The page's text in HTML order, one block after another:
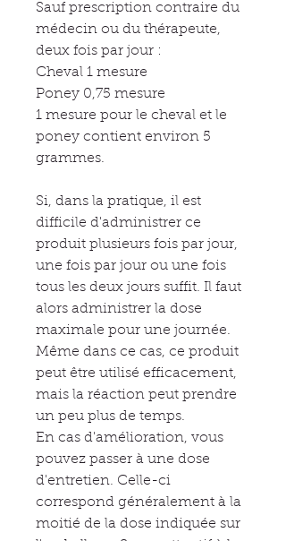
Sauf prescription contraire du
médecin ou du thérapeute,
deux fois par jour :
Cheval 1 mesure
Poney 0,75 mesure
1 mesure pour le cheval et le
poney contient environ 5
grammes.
Si, dans la pratique, il est
difficile d'administrer ce
produit plusieurs fois par jour,
une fois par jour ou une fois
tous les deux jours suffit. Il faut
alors administrer la dose
maximale pour une journée.
Même dans ce cas, ce produit
peut être utilisé efficacement,
mais la réaction peut prendre
un peu plus de temps.
En cas d'amélioration, vous
pouvez passer à une dose
d'entretien. Celle-ci
correspond généralement à la
moitié de la dose indiquée sur